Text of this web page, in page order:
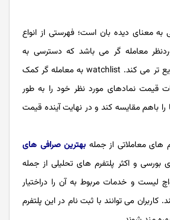
معنای دیده ‌بان است؛ فهرستی از انواع
معامله گر می باشد که دسترسی به
نمادها را راحت تر و سریع تر می کند. watchlist به معامله گر کمک
قیمت نمادهای مورد نظر خود را به طور
باهم مقایسه کند و در نهایت آینده قیمت
های معاملاتی از جمله بهترین صرافی های
بورسی و اکثر پلتفرم های تحلیلی از جمله
لیست و خدمات مربوط به آن را دراختیار
کاربران می توانند با ثبت نام در این پلتفرم